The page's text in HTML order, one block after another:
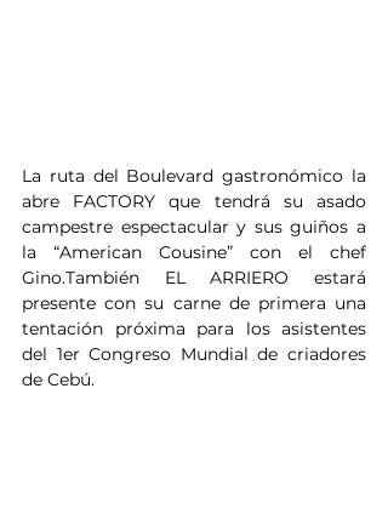
La ruta del Boulevard gastronómico la
abre FACTORY que tendrá su asado
campestre espectacular y sus guiños a
la “American Cousine” con el chef
Gino.También EL ARRIERO estará
presente con su carne de primera una
tentación próxima para los asistentes
del 1er Congreso Mundial de criadores
de Cebú.